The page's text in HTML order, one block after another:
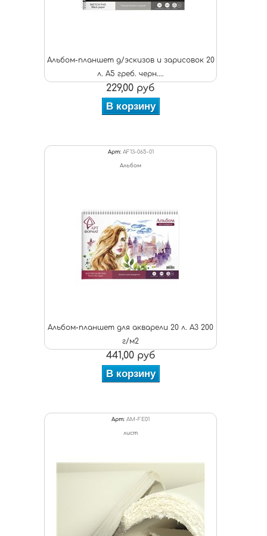
Альбом-планшет д/эскизов и зарисовок 20
л. А5 греб. черн....
229,00 руб
В корзину
Арт: AF13-065-01
Альбом
Альбом-планшет для акварели 20 л. А3 200
г/м2
441,00 руб
В корзину
Арт: AM-FE01
лист